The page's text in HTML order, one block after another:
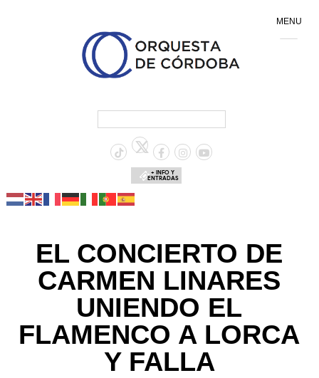
+ INFO Y
ENTRADAS
EL CONCIERTO DE
CARMEN LINARES
UNIENDO EL
FLAMENCO A LORCA
Y FALLA
MENU